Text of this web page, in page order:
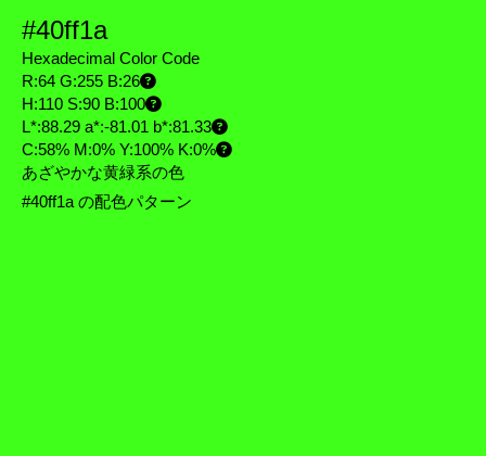
#40ff1a
Hexadecimal Color Code
R:64 G:255 B:26
H:110 S:90 B:100
L*:88.29 a*:-81.01 b*:81.33
C:58% M:0% Y:100% K:0%
あざやかな黄緑系の色
#40ff1a の配色パターン